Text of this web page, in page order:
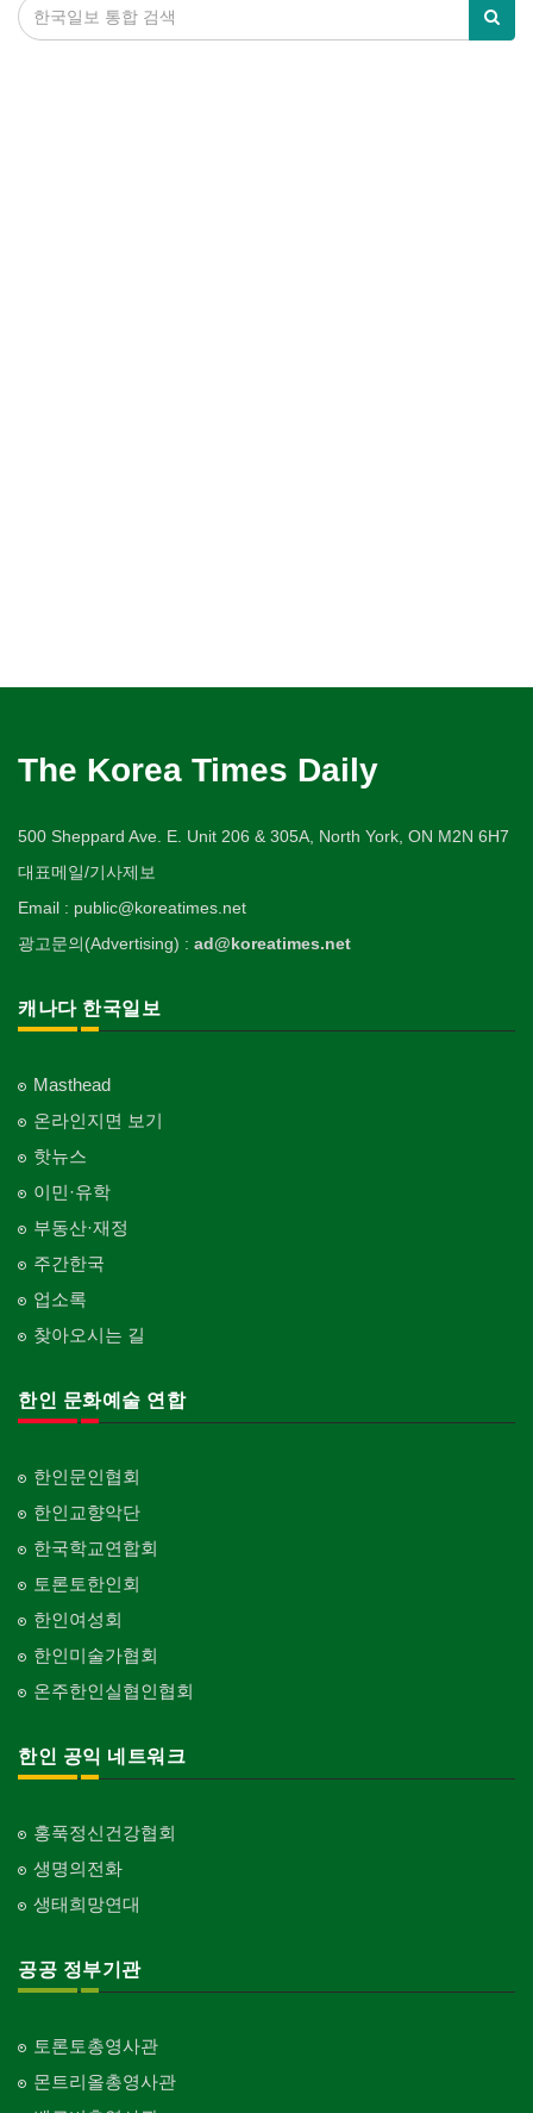
The Korea Times Daily
500 Sheppard Ave. E. Unit 206 & 305A, North York, ON M2N 6H7
대표메일/기사제보
Email : public@koreatimes.net
광고문의(Advertising) : ad@koreatimes.net
캐나다 한국일보
Masthead
온라인지면 보기
핫뉴스
이민·유학
부동산·재정
주간한국
업소록
찾아오시는 길
한인 문화예술 연합
한인문인협회
한인교향악단
한국학교연합회
토론토한인회
한인여성회
한인미술가협회
온주한인실협인협회
한인 공익 네트워크
홍푹정신건강협회
생명의전화
생태희망연대
공공 정부기관
토론토총영사관
몬트리올총영사관